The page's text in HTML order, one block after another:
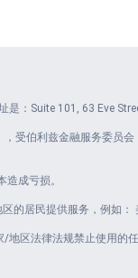
：Suite 101, 63 Eve
受伯利兹金融服务委员
成亏损。
的居民提供服务，例如：
地区法律法规禁止使用的